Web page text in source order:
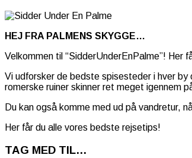
HEJ FRA PALMENS SKYGGE…
Velkommen til “SidderUnderEnPalme”! Her
Vi udforsker de bedste spisesteder i hver
romerske ruiner skinner ret meget igennem
Du kan også komme med ud på vandretur,
Her får du alle vores bedste rejsetips!
TAG MED TIL…